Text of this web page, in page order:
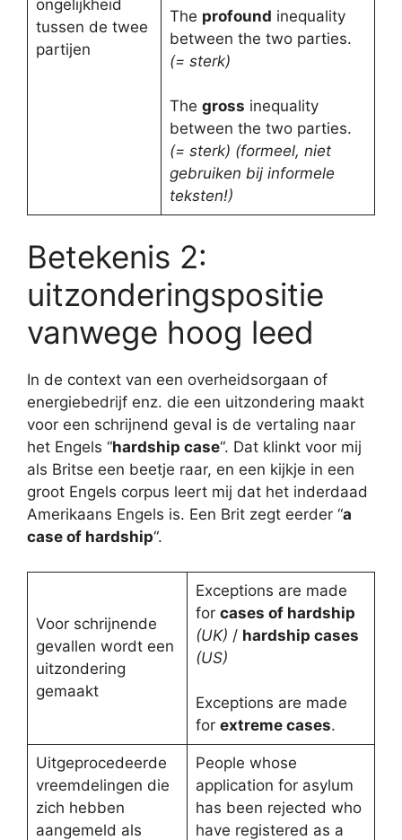
ongelijkheid
tussen de twee
partijen
The profound inequality
between the two parties.
(= sterk)
The gross inequality
between the two parties.
(= sterk) (formeel, niet
gebruiken bij informele
teksten!)
Betekenis 2:
uitzonderingspositie
vanwege hoog leed
In de context van een overheidsorgaan of
energiebedrijf enz. die een uitzondering maakt
voor een schrijnend geval is de vertaling naar
het Engels “hardship case“. Dat klinkt voor mij
als Britse een beetje raar, en een kijkje in een
groot Engels corpus leert mij dat het inderdaad
Amerikaans Engels is. Een Brit zegt eerder “a
case of hardship“.
Voor schrijnende
gevallen wordt een
uitzondering
gemaakt
Exceptions are made
for cases of hardship
(UK) / hardship cases
(US)
Exceptions are made
for extreme cases.
Uitgeprocedeerde
vreemdelingen die
zich hebben
aangemeld als
People whose
application for asylum
has been rejected who
have registered as a